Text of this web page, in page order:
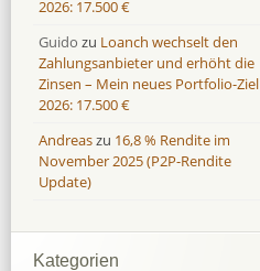
2026: 17.500 €
Guido zu Loanch wechselt den
Zahlungsanbieter und erhöht die
Zinsen – Mein neues Portfolio-Ziel
2026: 17.500 €
Andreaszu 16,8 % Rendite im
November 2025 (P2P-Rendite
Update)
Kategorien